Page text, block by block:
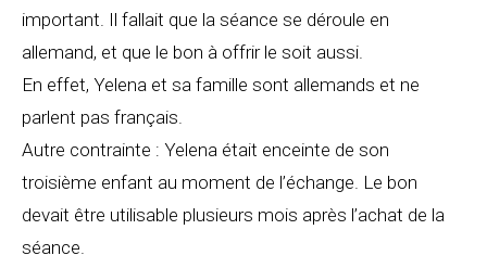
important. Il fallait que la séance se déroule en
allemand, et que le bon à offrir le soit aussi.
En effet, Yelena et sa famille sont allemands et ne
parlent pas français.
Autre contrainte : Yelena était enceinte de son
troisième enfant au moment de l’échange. Le bon
devait être utilisable plusieurs mois après l’achat de la
séance.